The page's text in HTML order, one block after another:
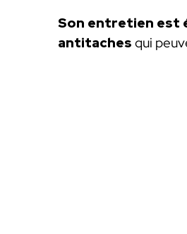
Son entretien est
antitaches qui